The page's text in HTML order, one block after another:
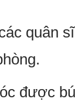
quân
được